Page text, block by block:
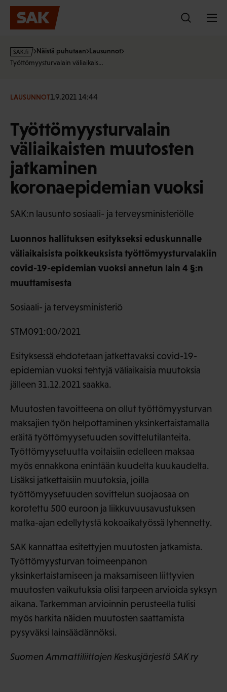
Hyppää
sisältöön
s
a
f
Näistä puhutaan Lausunnot
Työttömyysturvalain väliaikais…
LAUSUNNOT1.9.2021 14:44
Työttömyysturvalain
väliaikaisten muutosten
jatkaminen
koronaepidemian vuoksi
SAK:n lausunto sosiaali- ja terveysministeriölle
Luonnos hallituksen esitykseksi eduskunnalle
väliaikaisista poikkeuksista työttömyysturvalakiin
covid-19-epidemian vuoksi annetun lain 4 §:n
muuttamisesta
Sosiaali- ja terveysministeriö
STM091:00/2021
Esityksessä ehdotetaan jatkettavaksi covid-19-
epidemian vuoksi tehtyjä väliaikaisia muutoksia
jälleen 31.12.2021 saakka.
Muutosten tavoitteena on ollut työttömyysturvan
maksajien työn helpottaminen yksinkertaistamalla
eräitä työttömyysetuuden sovittelutilanteita.
Työttömyysetuutta voitaisiin edelleen maksaa
myös ennakkona enintään kuudelta kuukaudelta.
Lisäksi jatkettaisiin muutoksia, joilla
työttömyysetuuden sovittelun suojaosaa on
korotettu 500 euroon ja liikkuvuusavustuksen
matka-ajan edellytystä kokoaikatyössä lyhennetty.
SAK kannattaa esitettyjen muutosten jatkamista.
Työttömyysturvan toimeenpanon
yksinkertaistamiseen ja maksamiseen liittyvien
muutosten vaikutuksia olisi tarpeen arvioida syksyn
aikana. Tarkemman arvioinnin perusteella tulisi
myös harkita näiden muutosten saattamista
pysyväksi lainsäädännöksi.
Suomen Ammattiliittojen Keskusjärjestö SAK ry